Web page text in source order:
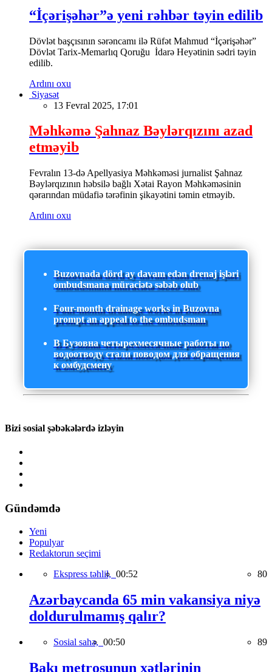
“İçərişəhər”ə yeni rəhbər təyin edilib
Dövlət başçısının sərəncamı ilə Rüfət Mahmud “İçərişəhər”
Dövlət Tarix-Memarlıq Qoruğu İdarə Heyətinin sədri təyin
edilib.
Ardını oxu
Siyasət
13 Fevral 2025, 17:01
Məhkəmə Şahnaz Bəylərqızını azad
etməyib
Fevralın 13-də Apellyasiya Məhkəməsi jurnalist Şahnaz
Bəylərqızının həbsilə bağlı Xətai Rayon Məhkəməsinin
qərarından müdafiə tərəfinin şikayətini təmin etməyib.
Ardını oxu
Buzovnada dörd ay davam edən drenaj işləri
ombudsmana müraciətə səbəb olub
Four-month drainage works in Buzovna
prompt an appeal to the ombudsman
В Бузовна четырехмесячные работы по
водоотводу стали поводом для обращения
к омбудсмену
Bizi sosial şəbəkələrdə izləyin
Gündəmdə
Yeni
Populyar
Redaktorun seçimi
Ekspress təhlil, 00:52 80
Azərbaycanda 65 min vakansiya niyə
doldurulmamış qalır?
Sosial sahə, 00:50 89
Bakı metrosunun xətlərinin